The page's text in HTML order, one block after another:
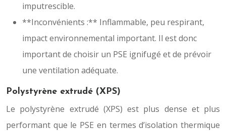
imputrescible.
**Inconvénients :** Inflammable, peu respirant,
impact environnemental important. Il est donc
important de choisir un PSE ignifugé et de prévoir
une ventilation adéquate.
Polystyrène extrudé (XPS)
Le polystyrène extrudé (XPS) est plus dense et plus
performant que le PSE en termes d’isolation thermique